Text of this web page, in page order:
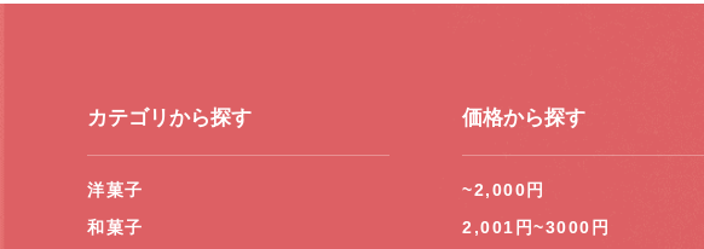
カテゴリから探す
洋菓子
和菓子
価格から探す
~2,000円
2,001円~3000円